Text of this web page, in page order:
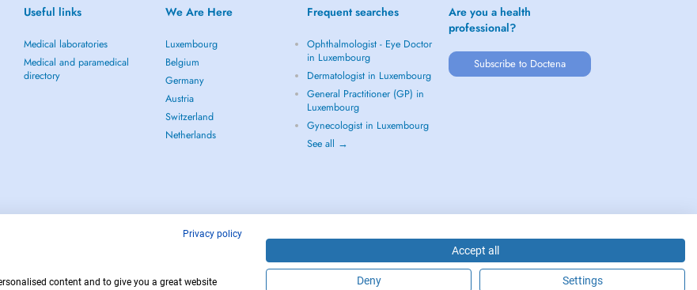
Useful links
Medical laboratories
Medical and paramedical
directory
We Are Here
Luxembourg
Belgium
Germany
Austria
Switzerland
Netherlands
Frequent searches
Ophthalmologist - Eye Doctor
in Luxembourg
Dermatologist in Luxembourg
General Practitioner (GP) in
Luxembourg
Gynecologist in Luxembourg
See all →
Are you a health
professional?
Subscribe to Doctena
Privacy policy
content and to give you a great website
Accept all
Deny Settings